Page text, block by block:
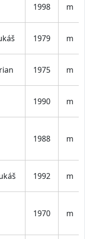
1998 m
1979 m
1975 m
1990 m
1988 m
1992 m
1970 m